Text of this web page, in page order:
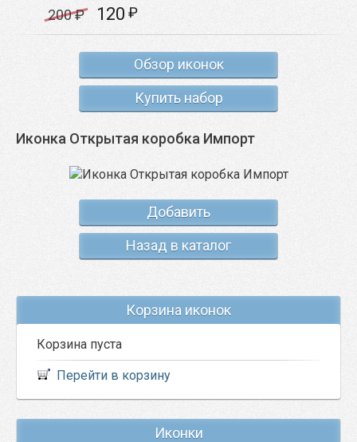
200₽ 120 ₽
Обзор иконок
Купить набор
Иконка Открытая коробка Импорт
Добавить
Назад в каталог
Корзина иконок
Корзина пуста
Перейти в корзину
Иконки